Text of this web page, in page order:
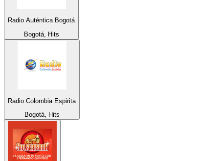
Radio Auténtica Bogotá
Bogotá, Hits
Radio Colombia Espirita
Bogotá, Hits